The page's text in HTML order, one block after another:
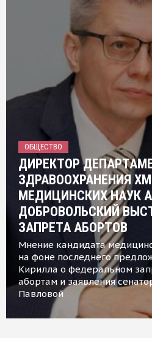
ОБЩЕСТВО
ДИРЕКТОР
ЗДРАВООХРАНЕНИЯ
МЕДИЦИНСКИХ НАУК
ДОБРОВОЛЬСКИЙ
ЗАПРЕТА АБОРТОВ
Мнение кандидата
на фоне последнего
Кирилла о федеральном
абортам и заявления
Павловой